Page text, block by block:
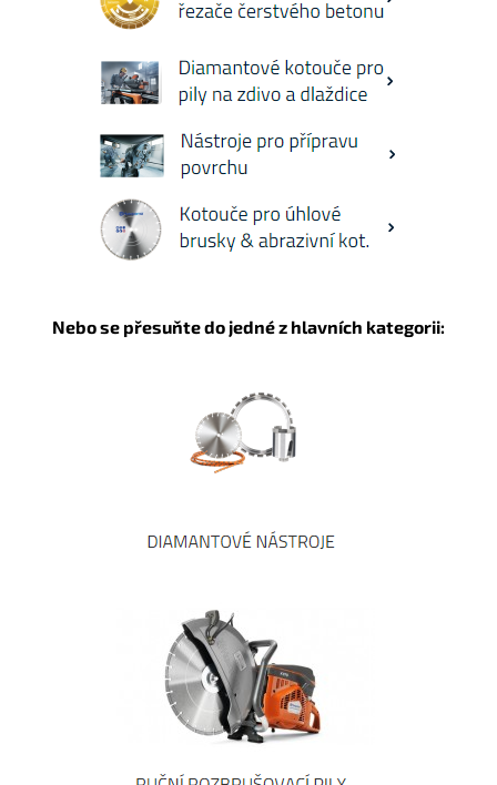
Nebo se přesuňte do jedné z hlavních kategorii: